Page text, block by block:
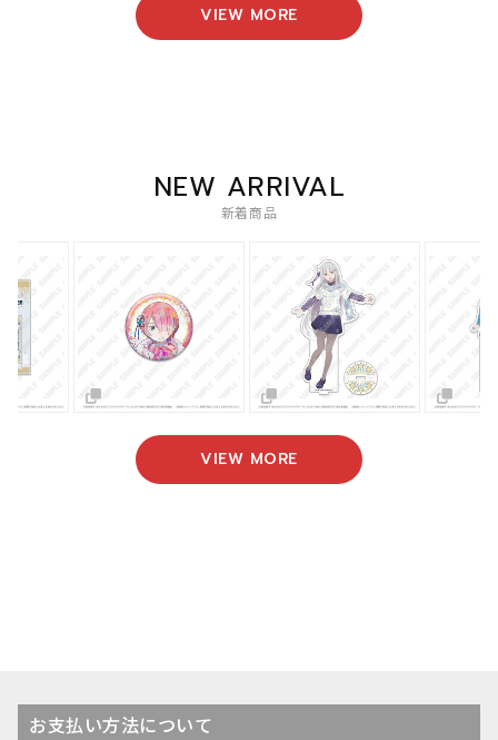
VIEW MORE
NEW ARRIVAL
新着商品
VIEW MORE
お支払い方法について